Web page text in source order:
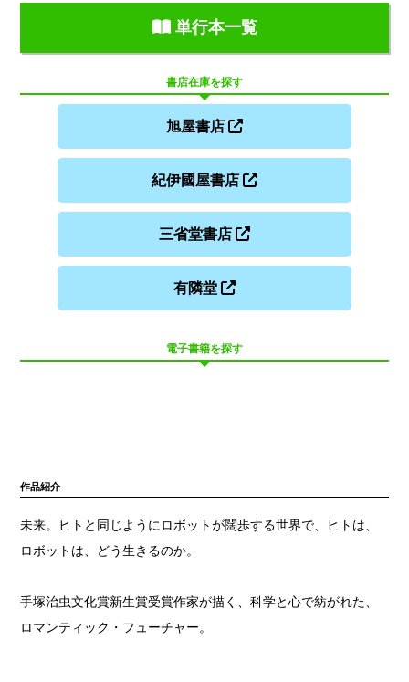
単行本一覧
書店在庫を探す
旭屋書店
紀伊國屋書店
三省堂書店
有隣堂
電子書籍を探す
作品紹介
未来。ヒトと同じようにロボットが闊歩する世界で、ヒトは、
ロボットは、どう生きるのか。
手塚治虫文化賞新生賞受賞作家が描く、科学と心で紡がれた、
ロマンティック・フューチャー。